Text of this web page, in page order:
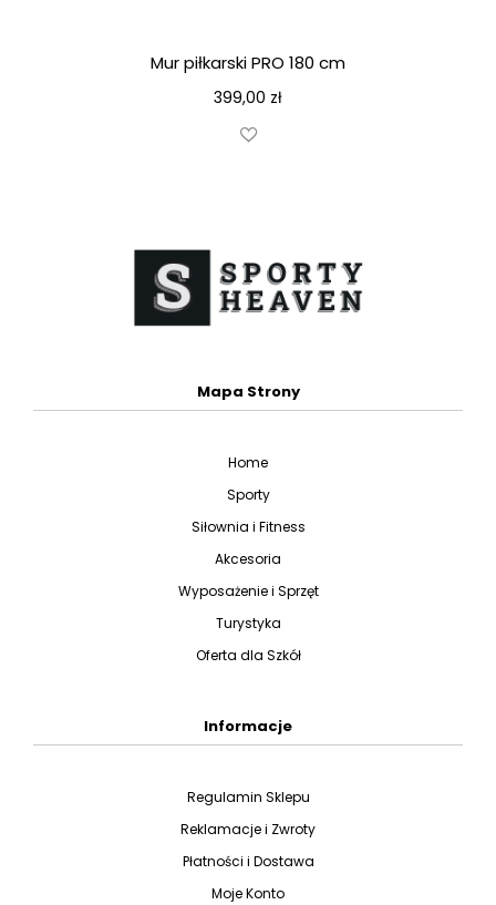
Mur piłkarski PRO 180 cm
399,00 zł
Mapa Strony
Home
Sporty
Siłownia i Fitness
Akcesoria
Wyposażenie i Sprzęt
Turystyka
Oferta dla Szkół
Informacje
Regulamin Sklepu
Reklamacje i Zwroty
Płatności i Dostawa
Moje Konto